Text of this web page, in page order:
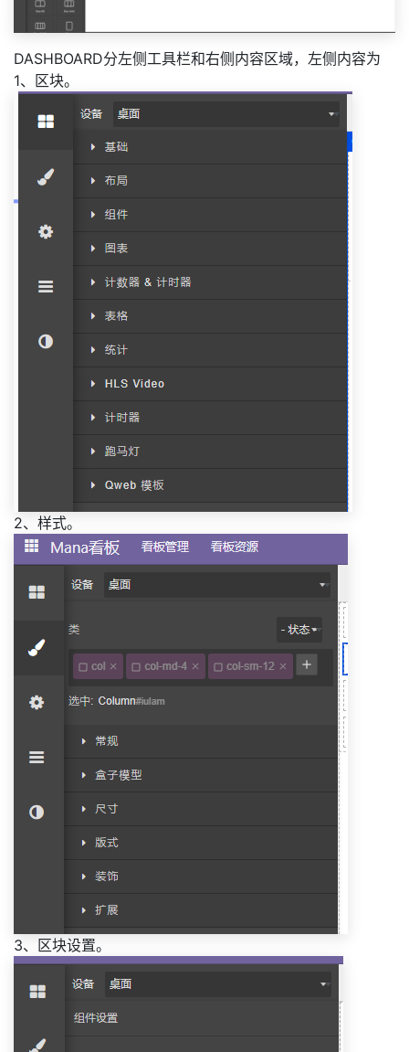
DASHBOARD分左侧工具栏和右侧内容区域，左侧内容为
1、区块。
2、样式。
3、区块设置。